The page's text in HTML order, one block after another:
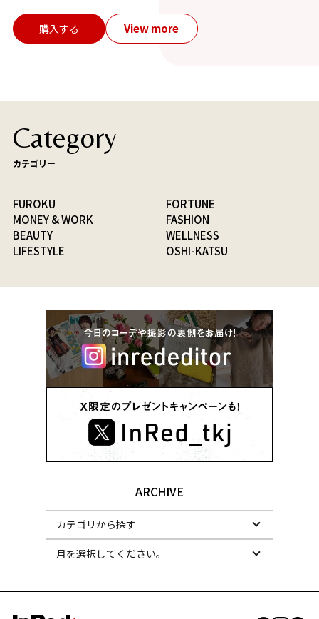
購入する View more
Category
カテゴリー
FUROKU
FORTUNE
MONEY & WORK
FASHION
BEAUTY
WELLNESS
LIFESTYLE
OSHI-KATSU
ARCHIVE